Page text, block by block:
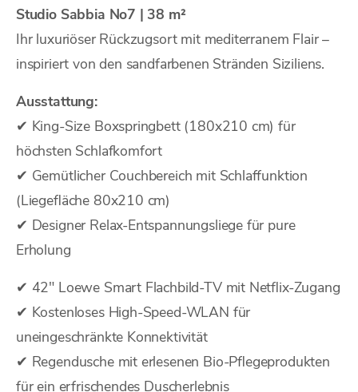
Studio Sabbia No7 | 38 m²
Ihr luxuriöser Rückzugsort mit mediterranem Flair –
inspiriert von den sandfarbenen Stränden Siziliens.
Ausstattung:
✔ King-Size Boxspringbett (180x210 cm) für
höchsten Schlafkomfort
✔ Gemütlicher Couchbereich mit Schlaffunktion
(Liegefläche 80x210 cm)
✔ Designer Relax-Entspannungsliege für pure
Erholung
✔ 42" Loewe Smart Flachbild-TV mit Netflix-Zugang
✔ Kostenloses High-Speed-WLAN für
uneingeschränkte Konnektivität
✔ Regendusche mit erlesenen Bio-Pflegeprodukten
für ein erfrischendes Duscherlebnis